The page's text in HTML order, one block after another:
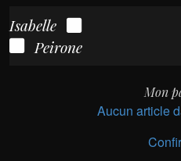
Isabelle
Peirone
Mon
Aucun article